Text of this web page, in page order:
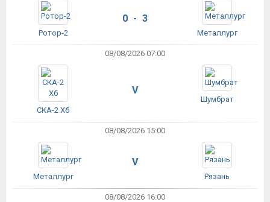
Ротор-2
0 - 3
Металлург
08/08/2026 07:00
СКА-2 Хб
V
Шумбрат
08/08/2026 15:00
Металлург
V
Рязань
08/08/2026 16:00